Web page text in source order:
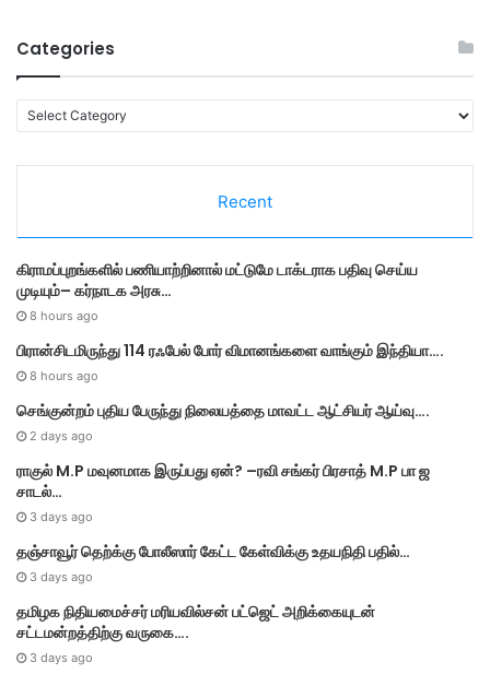
Categories
a
i
e
s
Recent
கிராமப்புறங்களில் பணியாற்றினால் மட்டுமே டாக்டராக பதிவு செய்ய
முடியும்– கர்நாடக அரசு…
8 hours ago
பிரான்சிடமிருந்து 114 ரஃபேல் போர் விமானங்களை வாங்கும் இந்தியா….
8 hours ago
செங்குன்றம் புதிய பேருந்து நிலையத்தை மாவட்ட ஆட்சியர் ஆய்வு….
2 days ago
ராகுல் M.P மவுனமாக இருப்பது ஏன்? –ரவி சங்கர் பிரசாத் M.P பா ஜ
சாடல்…
3 days ago
தஞ்சாவூர் தெற்க்கு போலீஸார் கேட்ட கேள்விக்கு உதயநிதி பதில்…
3 days ago
தமி​ழ​க நிதியமைச்சர் மரியவில்சன் பட்ஜெட் அறிக்கையுடன்
சட்டமன்றத்திற்கு வருகை….
3 days ago